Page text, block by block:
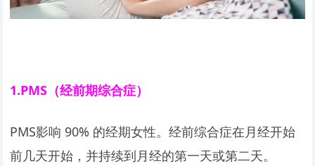
1.PMS （经前期综合症）
PMS影响 90% 的经期女性。经前综合症在月经开始
前几天开始，并持续到月经的第一天或第二天。